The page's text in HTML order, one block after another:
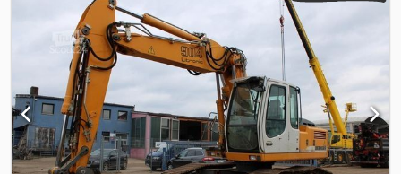
ülésszellőztetés Rádió-USB Kanál vágási szélessége: 3 180 mm
Központi zsírzórendszer Gumiabroncsok: 26.5 R 25 – elöl és hátul
kb. 18 mm Változtatások, közbenső értékesítés és tévedések jogát
fenntartjuk. A leírás kizárólag a jármű általános azonosítására
szolgál, és nem minősül jogi értelemben vett szavatossági
nyilatkozatnak. Az adásvételi szerződésben foglalt leírás
tekintendő mérvadónak. Ajánlatunk alapvetően új műszaki vizsga
(TÜV) nélkül érvényes. Amennyiben új műszaki vizsgát szeretne,
szívesen készítünk ajánlatot partner szervizeink